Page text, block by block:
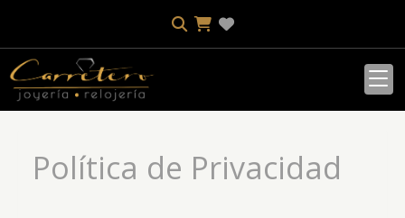
Política de Privacidad